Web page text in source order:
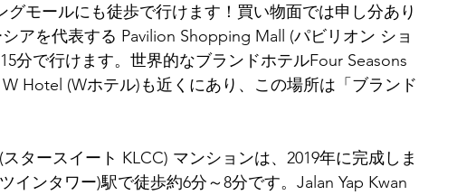
グモールにも徒歩で行けます！買い物面では申し分あり
アを代表する Pavilion Shopping Mall (パビリオン ショ
分で行けます。世界的なブランドホテルFour Seasons
Hotel (Wホテル)も近くにあり、この場所は「ブランド
タースイート KLCC) マンションは、2019年に完成しま
インタワー)駅で徒歩約6分～8分です。Jalan Yap Kwan